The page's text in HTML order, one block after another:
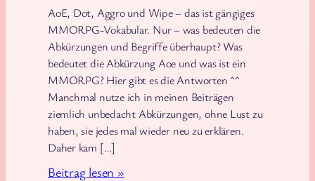
AoE, Dot, Aggro und Wipe – das ist gängiges
MMORPG-Vokabular. Nur – was bedeuten die
Abkürzungen und Begriffe überhaupt? Was
bedeutet die Abkürzung Aoe und was ist ein
MMORPG? Hier gibt es die Antworten ^^
Manchmal nutze ich in meinen Beiträgen
ziemlich unbedacht Abkürzungen, ohne Lust zu
haben, sie jedes mal wieder neu zu erklären.
Daher kam […]
Beitrag lesen »: